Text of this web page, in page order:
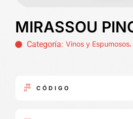
MIRASSOU
Categoría: Vinos y Espumosos,
CÓDIGO